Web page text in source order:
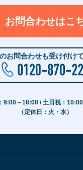
お問合わせはこ
お問合わせも受け付け
9:00～18:00 / 土日祝：
（定休日：火・水）